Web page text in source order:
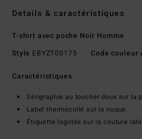
Details & caractéristiques
T-shirt avec poche Noir Homme
Style EBYZT00175 Code couleur
Caractéristiques
Sérigraphie au toucher doux sur la
Label thermocollé sur la nuque
Étiquette logotée sur la couture